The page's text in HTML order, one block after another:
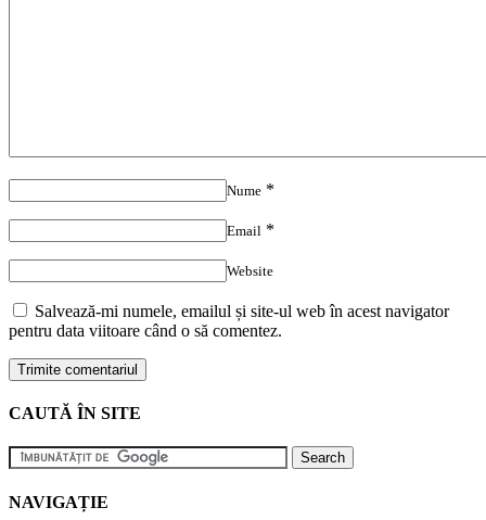
Nume *
Email *
Website
Salvează-mi numele, emailul și site-ul web în acest navigator
pentru data viitoare când o să comentez.
CAUTĂ ÎN SITE
NAVIGAȚIE